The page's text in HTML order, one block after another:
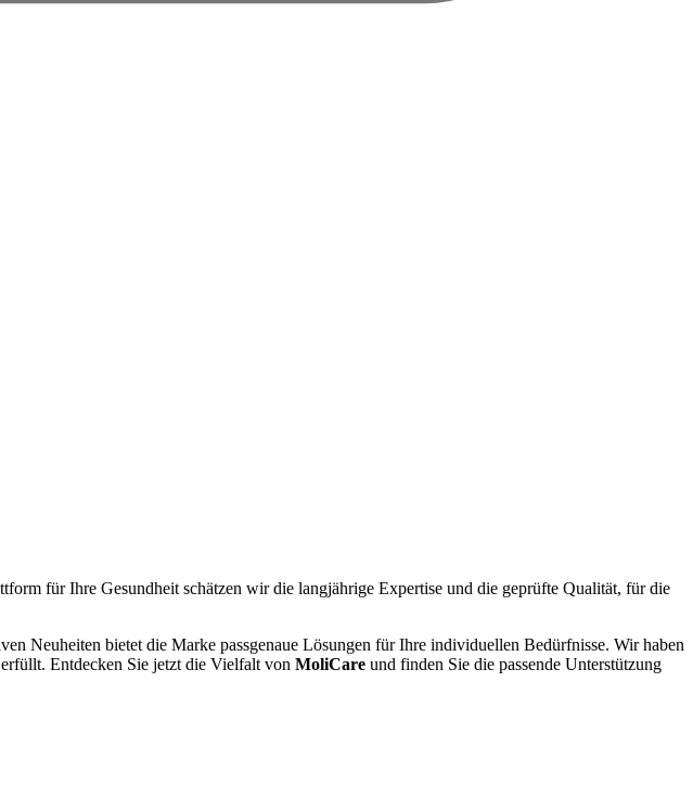
für Ihre Gesundheit schätzen wir die langjährige Expertise und die geprüfte Qualität, für die
Neuheiten bietet die Marke passgenaue Lösungen für Ihre individuellen Bedürfnisse. Wir haben
Entdecken Sie jetzt die Vielfalt von MoliCare und finden Sie die passende Unterstützung